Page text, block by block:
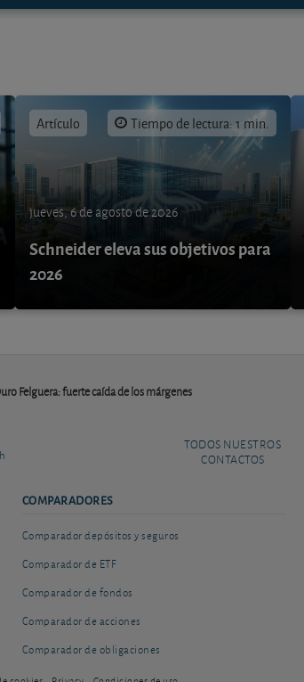
Artículo Tiempo de lectura: 1 min.
jueves, 6 de agosto de 2026
Schneider eleva sus objetivos para
2026
Felguera: fuerte caída de los márgenes
TODOS NUESTROS
CONTACTOS
COMPARADORES
Comparador depósitos y seguros
Comparador de ETF
Comparador de fondos
Comparador de acciones
Comparador de obligaciones